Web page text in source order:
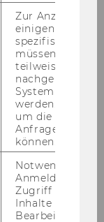
Zur Anzeige von
einigen WU-
spezifischen
müssen
teilweise von
nachgelagerten
System
werden.
um die Antwort
Anfrage
können.
Notwendig für
Anmeldung und
Zugriff auf
Inhalte oder zur
Bearbeitung des